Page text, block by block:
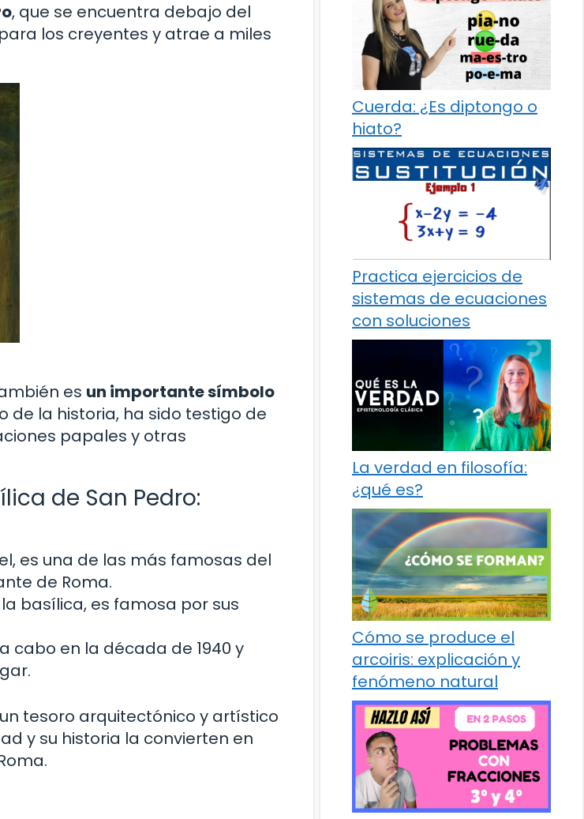
, que se encuentra debajo del
los creyentes y atrae a miles
es un importante símbolo
de la historia, ha sido testigo de
papales y otras
de San Pedro:
es una de las más famosas del
de Roma.
basílica, es famosa por sus
cabo en la década de 1940 y
tesoro arquitectónico y artístico
y su historia la convierten en
Cuerda: ¿Es diptongo o
hiato?
Practica ejercicios de
sistemas de ecuaciones
con soluciones
La verdad en filosofía:
¿qué es?
Cómo se produce el
arcoiris: explicación y
fenómeno natural